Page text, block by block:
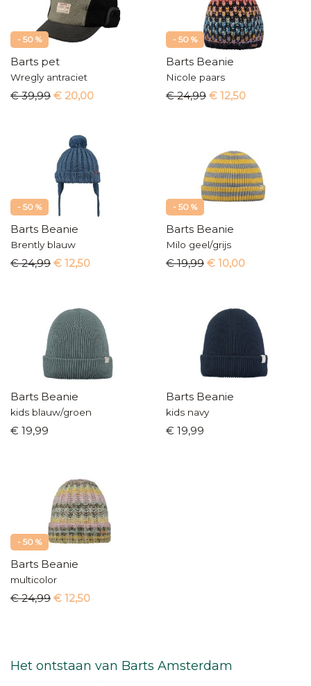
- 50 %
Barts pet
Wregly antraciet
€ 39,99 € 20,00
- 50 %
Barts Beanie
Nicole paars
€ 24,99 € 12,50
- 50 %
Barts Beanie
Brently blauw
€ 24,99 € 12,50
- 50 %
Barts Beanie
Milo geel/grijs
€ 19,99 € 10,00
Barts Beanie
kids blauw/groen
€ 19,99
Barts Beanie
kids navy
€ 19,99
- 50 %
Barts Beanie
multicolor
€ 24,99 € 12,50
Het ontstaan van Barts Amsterdam